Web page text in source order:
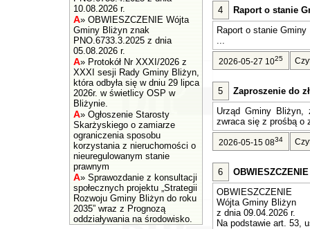
10.08.2026 r.
A» OBWIESZCZENIE Wójta
Gminy Bliżyn znak
PNO.6733.3.2025 z dnia
05.08.2026 r.
A» Protokół Nr XXXI/2026 z
XXXI sesji Rady Gminy Bliżyn,
która odbyła się w dniu 29 lipca
2026r. w świetlicy OSP w
Bliżynie.
A» Ogłoszenie Starosty
Skarżyskiego o zamiarze
ograniczenia sposobu
korzystania z nieruchomości o
nieuregulowanym stanie
prawnym
A» Sprawozdanie z konsultacji
społecznych projektu „Strategii
Rozwoju Gminy Bliżyn do roku
2035” wraz z Prognozą
oddziaływania na środowisko.
4
Raport o stanie
Raport o stanie
...
2026-05-27 1025
5
Zaproszenie do
Urząd Gminy
zwraca się z prośbą o
2026-05-15 0834
6
OBWIESZCZENIE
Wójta Gminy Bliżyn
z dnia 09.04.2026 r.
Na podstawie art. 53,